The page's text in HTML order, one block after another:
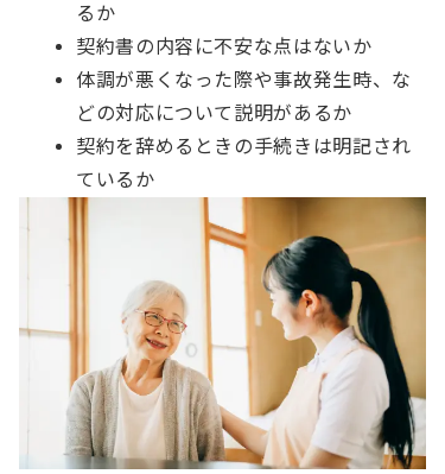
るか
契約書の内容に不安な点はないか
体調が悪くなった際や事故発生時、な
どの対応について説明があるか
契約を辞めるときの手続きは明記され
ているか